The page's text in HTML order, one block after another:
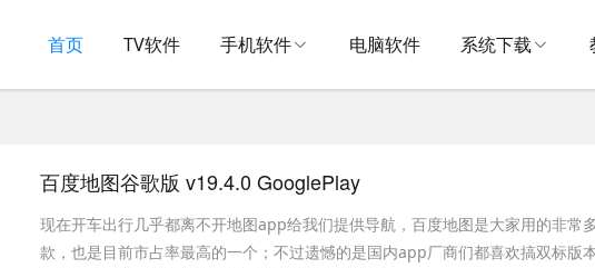
首页 TV软件 手机软件 电脑软件 系统下载
百度地图谷歌版 v19.4.0 GooglePlay
现在开车出行几乎都离不开地图app给我们提供导航，百度地图是大家用的非常
款，也是目前市占率最高的一个；不过遗憾的是国内app厂商们都喜欢搞双标版